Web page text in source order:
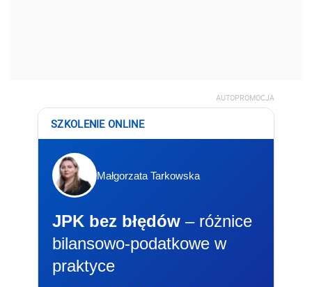
AUTOPROMOCJA
SZKOLENIE ONLINE
Małgorzata Tarkowska
JPK bez błędów – różnice
bilansowo-podatkowe w
praktyce